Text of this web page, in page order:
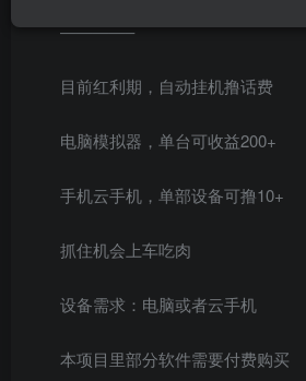
————–
目前红利期，自动挂机撸话费
电脑模拟器，单台可收益200+
手机云手机，单部设备可撸10+
抓住机会上车吃肉
设备需求：电脑或者云手机
本项目里部分软件需要付费购买